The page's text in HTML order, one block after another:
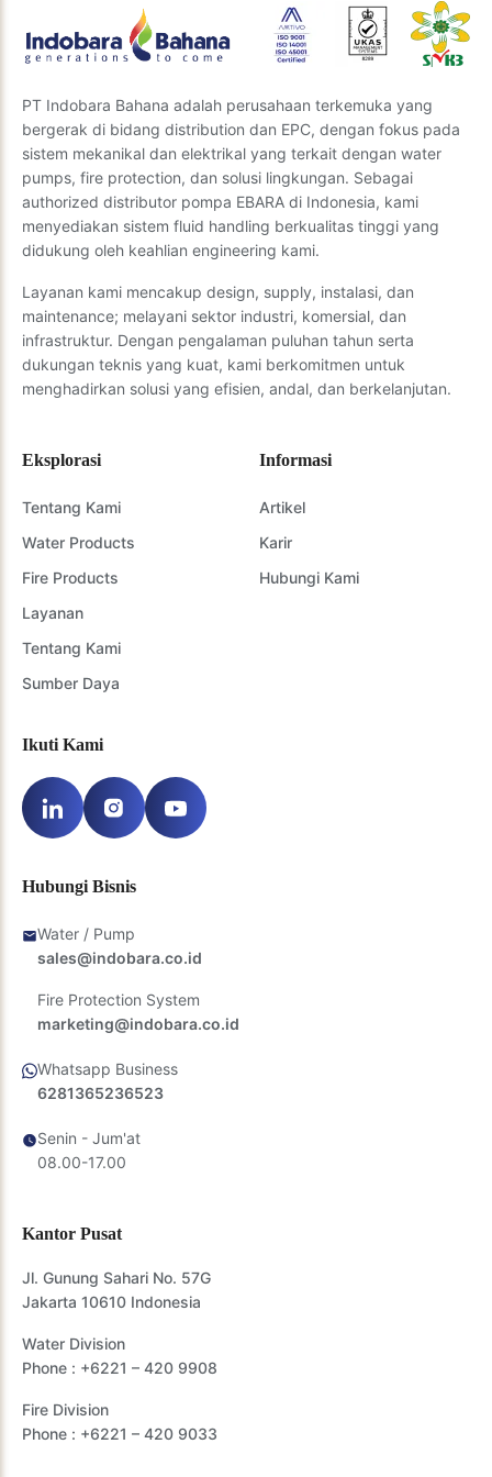
PT Indobara Bahana adalah perusahaan terkemuka yang
bergerak di bidang distribution dan EPC, dengan fokus pada
sistem mekanikal dan elektrikal yang terkait dengan water
pumps, fire protection, dan solusi lingkungan. Sebagai
authorized distributor pompa EBARA di Indonesia, kami
menyediakan sistem fluid handling berkualitas tinggi yang
didukung oleh keahlian engineering kami.
Layanan kami mencakup design, supply, instalasi, dan
maintenance; melayani sektor industri, komersial, dan
infrastruktur. Dengan pengalaman puluhan tahun serta
dukungan teknis yang kuat, kami berkomitmen untuk
menghadirkan solusi yang efisien, andal, dan berkelanjutan.
Eksplorasi
Tentang Kami
Water Products
Fire Products
Layanan
Tentang Kami
Sumber Daya
Informasi
Artikel
Karir
Hubungi Kami
Ikuti Kami
Hubungi Bisnis
Water / Pump
sales@indobara.co.id
Fire Protection System
marketing@indobara.co.id
Whatsapp Business
6281365236523
Senin - Jum'at
08.00-17.00
Kantor Pusat
Jl. Gunung Sahari No. 57G
Jakarta 10610 Indonesia
Water Division
Phone : +6221 – 420 9908
Fire Division
Phone : +6221 – 420 9033